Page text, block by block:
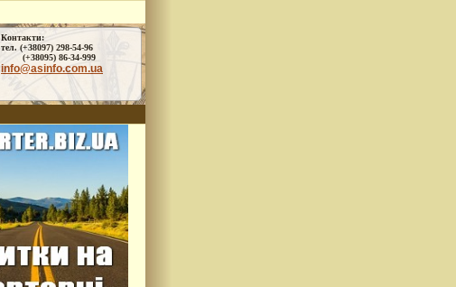
Контакти:
тел. (+38097) 298-54-96
(+38095) 86-34-999
info@asinfo.com.ua